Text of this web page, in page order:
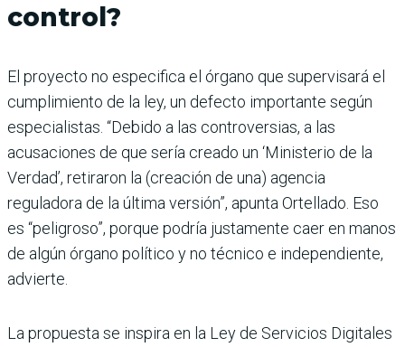
control?
El proyecto no especifica el órgano que supervisará el
cumplimiento de la ley, un defecto importante según
especialistas. “Debido a las controversias, a las
acusaciones de que sería creado un ‘Ministerio de la
Verdad’, retiraron la (creación de una) agencia
reguladora de la última versión”, apunta Ortellado. Eso
es “peligroso”, porque podría justamente caer en manos
de algún órgano político y no técnico e independiente,
advierte.
La propuesta se inspira en la Ley de Servicios Digitales